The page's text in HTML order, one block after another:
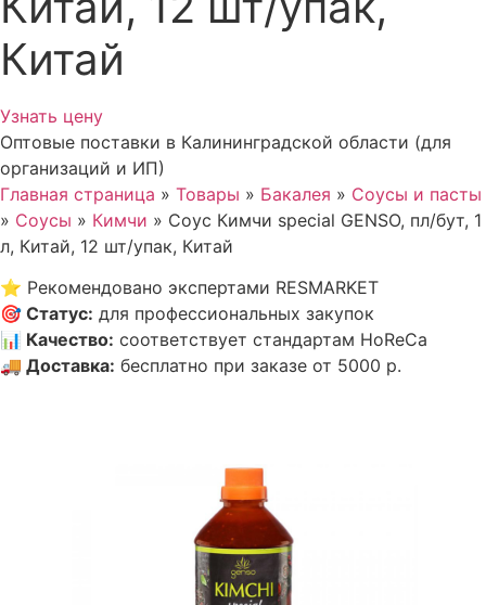
Китай
Узнать цену
Оптовые поставки в Калининградской области (для
организаций и ИП)
Главная страница » Товары » Бакалея » Соусы и пасты
» Соусы » Кимчи » Соус Кимчи special GENSO, пл/бут, 1
л, Китай, 12 шт/упак, Китай
⭐ Рекомендовано экспертами RESMARKET
🎯 Статус: для профессиональных закупок
📊 Качество: соответствует стандартам HoReCa
🚚 Доставка: бесплатно при заказе от 5000 р.